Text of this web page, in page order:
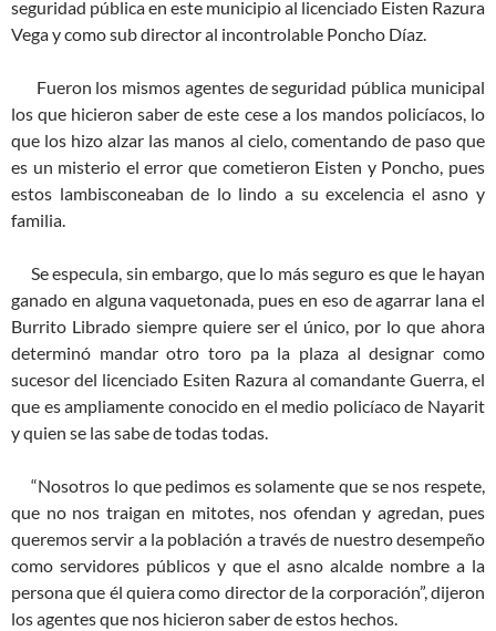
seguridad pública en este municipio al licenciado Eisten Razura
Vega y como sub director al incontrolable Poncho Díaz.
Fueron los mismos agentes de seguridad pública municipal
los que hicieron saber de este cese a los mandos policíacos, lo
que los hizo alzar las manos al cielo, comentando de paso que
es un misterio el error que cometieron Eisten y Poncho, pues
estos lambisconeaban de lo lindo a su excelencia el asno y
familia.
Se especula, sin embargo, que lo más seguro es que le hayan
ganado en alguna vaquetonada, pues en eso de agarrar lana el
Burrito Librado siempre quiere ser el único, por lo que ahora
determinó mandar otro toro pa la plaza al designar como
sucesor del licenciado Esiten Razura al comandante Guerra, el
que es ampliamente conocido en el medio policíaco de Nayarit
y quien se las sabe de todas todas.
“Nosotros lo que pedimos es solamente que se nos respete,
que no nos traigan en mitotes, nos ofendan y agredan, pues
queremos servir a la población a través de nuestro desempeño
como servidores públicos y que el asno alcalde nombre a la
persona que él quiera como director de la corporación”, dijeron
los agentes que nos hicieron saber de estos hechos.